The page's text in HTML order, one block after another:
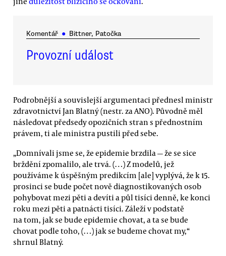
Komentář ● Bittner, Patočka
Provozní událost
Podrobnější a souvislejší argumentaci přednesl ministr
zdravotnictví Jan Blatný (nestr. za ANO). Původně měl
následovat předsedy opozičních stran s přednostním
právem, ti ale ministra pustili před sebe.
„Domnívali jsme se, že epidemie brzdila — že se sice
brždění zpomalilo, ale trvá. (…) Z modelů, jež
používáme k úspěšným predikcím [ale] vyplývá, že k 15.
prosinci se bude počet nově diagnostikovaných osob
pohybovat mezi pěti a devíti a půl tisíci denně, ke konci
roku mezi pěti a patnácti tisíci. Záleží v podstatě
na tom, jak se bude epidemie chovat, a ta se bude
chovat podle toho, (…) jak se budeme chovat my,“
shrnul Blatný.